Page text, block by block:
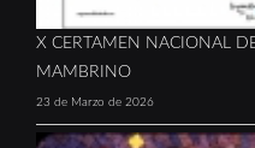
X CERTAMEN NACIONAL
MAMBRINO
23 de Marzo de 2026